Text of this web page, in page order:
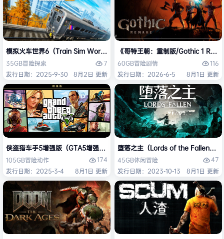
模拟火车世界6（Train Sim World 6）免安装中文版
35GB冒险探索
7
发行日期：2025-9-30
8月2日 更新
《哥特王朝：重制版/Gothic 1
60GB冒险剧情
116
发行日期：2026-6-5
8月1日 更新
侠盗猎车手5增强版（GTA5增强版（Grand Theft Auto V Enhanced）免
105GB冒险动作
174
发行日期：2025-3-4
8月1日 更新
堕落之主（Lords of the Fallen）免
45GB休闲冒险
47
发行日期：2023-10-13
8月1日 更新